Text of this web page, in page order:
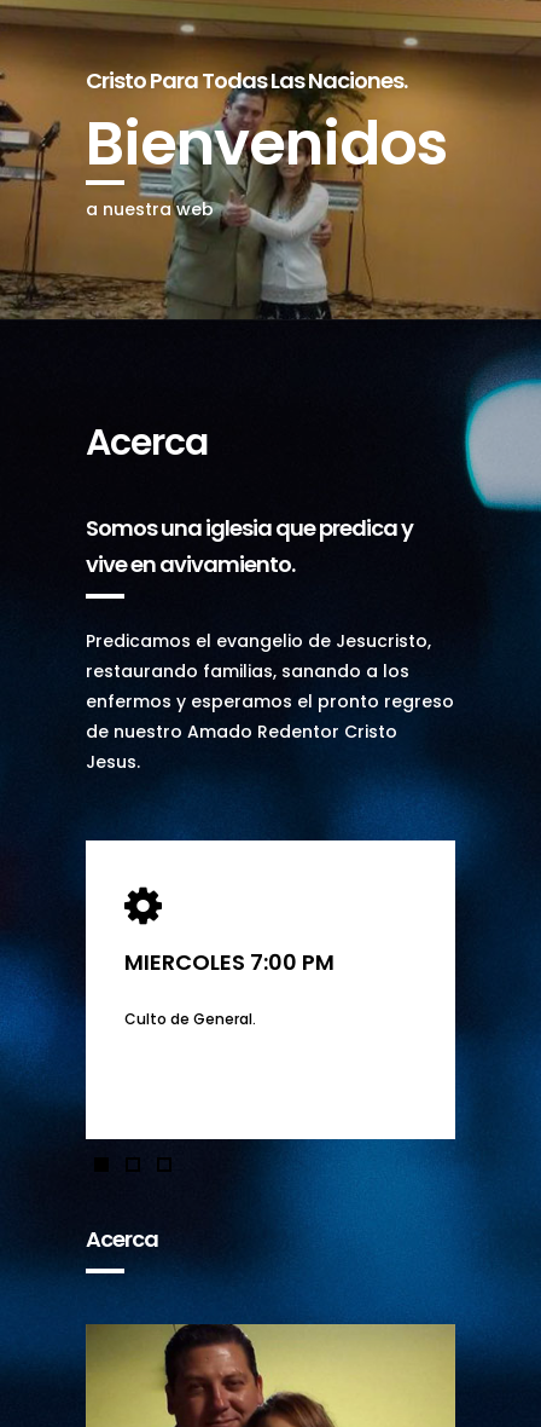
Cristo Para Todas Las Naciones.
Bienvenidos
a nuestra web
Acerca
Somos una iglesia que predica y
vive en avivamiento.
Predicamos el evangelio de Jesucristo,
restaurando familias, sanando a los
enfermos y esperamos el pronto regreso
de nuestro Amado Redentor Cristo
Jesus.
VIERNES 7:00 PM
Culto General.
Acerca